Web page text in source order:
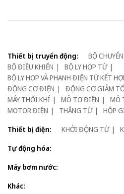
Thiết bị truyển động:
BỘ
BỘ ĐIỀU KHIỂN
BỘ LY HỢP TỪ
BỘ LY HỢP VÀ PHANH ĐIỆN TỪ KẾT
ĐỘNG CƠ ĐIỆN
ĐỘNG CƠ GIẢM
MÁY THỔI KHÍ
MÔ TƠ ĐIỆN
MÔ
MOTOR ĐIỆN
THẮNG TỪ
HỘP
Thiết bị điện:
KHỞI ĐỘNG TỪ
Tự động hóa:
Máy bơm nước:
Khác: